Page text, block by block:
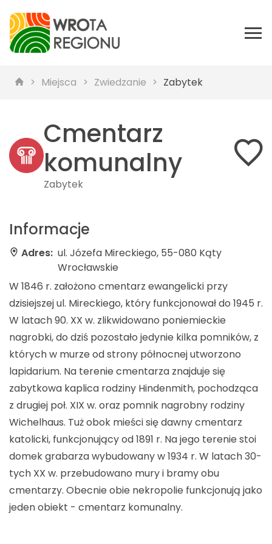
Miejsca Zwiedzanie Zabytek
Cmentarz
komunalny
Zabytek
Informacje
Adres: ul. Józefa Mireckiego, 55-080 Kąty
Wrocławskie
W 1846 r. założono cmentarz ewangelicki przy
dzisiejszej ul. Mireckiego, który funkcjonował do 1945 r.
W latach 90. XX w. zlikwidowano poniemieckie
nagrobki, do dziś pozostało jedynie kilka pomników, z
których w murze od strony północnej utworzono
lapidarium. Na terenie cmentarza znajduje się
zabytkowa kaplica rodziny Hindenmith, pochodząca
z drugiej poł. XIX w. oraz pomnik nagrobny rodziny
Wichelhaus. Tuż obok mieści się dawny cmentarz
katolicki, funkcjonujący od 1891 r. Na jego terenie stoi
domek grabarza wybudowany w 1934 r. W latach 30-
tych XX w. przebudowano mury i bramy obu
cmentarzy. Obecnie obie nekropolie funkcjonują jako
jeden obiekt - cmentarz komunalny.